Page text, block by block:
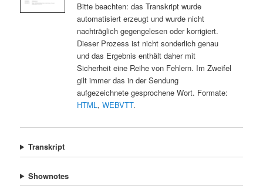
Bitte beachten: das Transkript wurde
automatisiert erzeugt und wurde nicht
nachträglich gegengelesen oder korrigiert.
Dieser Prozess ist nicht sonderlich genau
und das Ergebnis enthält daher mit
Sicherheit eine Reihe von Fehlern. Im Zweifel
gilt immer das in der Sendung
aufgezeichnete gesprochene Wort. Formate:
HTML, WEBVTT.
Transkript
Shownotes